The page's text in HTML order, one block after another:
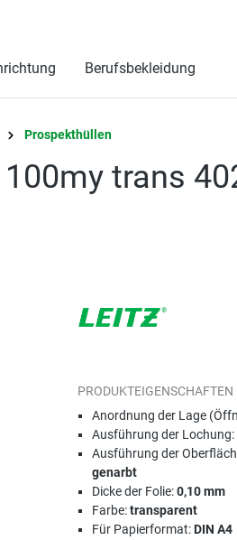
Berufsbekleidung
Prospekthüllen
trans
PRODUKTEIGENSCHAFTEN
Anordnung der Lage
Ausführung der Lochung:
Ausführung der
genarbt
Dicke der Folie:0,10 mm
Farbe:transparent
Für Papierformat:DIN A4